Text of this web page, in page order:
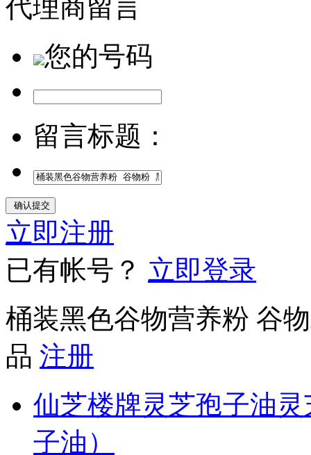
代理商留言
您的号码
留言标题：
立即注册
已有帐号？ 立即登录
桶装黑色谷物营养粉 谷
品 注册
仙芝楼牌灵芝孢子油
子油）